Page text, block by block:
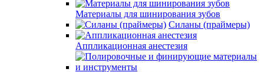
Материалы для шинирования зубов
Силаны (праймеры)
Аппликационная анестезия